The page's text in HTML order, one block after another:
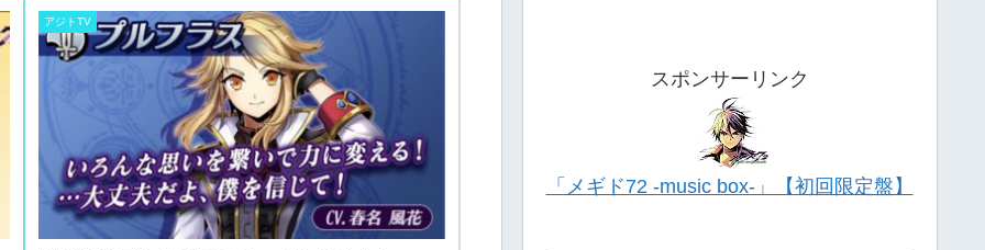
アジトTV
スポンサーリンク
「メギド72 -music box-」【初回限定盤】